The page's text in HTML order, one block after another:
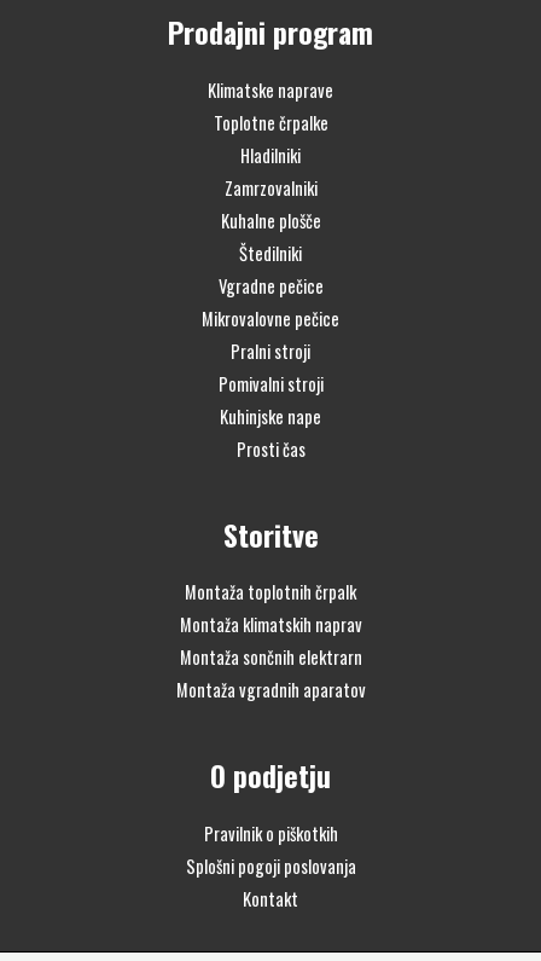
Prodajni program
Klimatske naprave
Toplotne črpalke
Hladilniki
Zamrzovalniki
Kuhalne plošče
Štedilniki
Vgradne pečice
Mikrovalovne pečice
Pralni stroji
Pomivalni stroji
Kuhinjske nape
Prosti čas
Storitve
Montaža toplotnih črpalk
Montaža klimatskih naprav
Montaža sončnih elektrarn
Montaža vgradnih aparatov
O podjetju
Pravilnik o piškotkih
Splošni pogoji poslovanja
Kontakt